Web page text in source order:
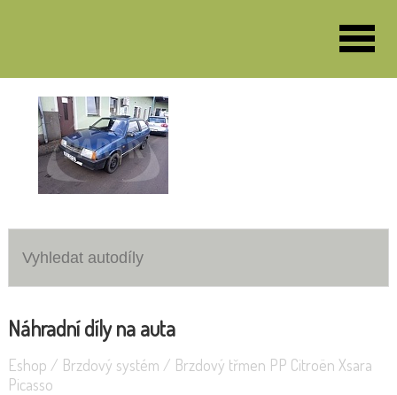
Náhradní díly na auta
Eshop / Brzdový systém / Brzdový třmen PP Citroën Xsara
Picasso